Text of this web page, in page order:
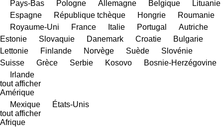
Pays-Bas
Pologne Allemagne Belgique
Lituanie
Espagne
République tchèque Hongrie
Roumanie
Royaume-Uni
France Italie Portugal
Autriche
Estonie
Slovaquie Danemark Croatie
Bulgarie
Lettonie
Finlande Norvège Suède
Slovénie
Suisse
Grèce Serbie Kosovo
Bosnie-Herzégovine
Irlande
tout afficher
Amérique
Mexique
États-Unis
tout afficher
Afrique